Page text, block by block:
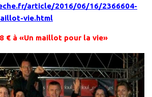
article/2016/06/16/2366604-
vie.html
€ à «Un maillot pour la vie»